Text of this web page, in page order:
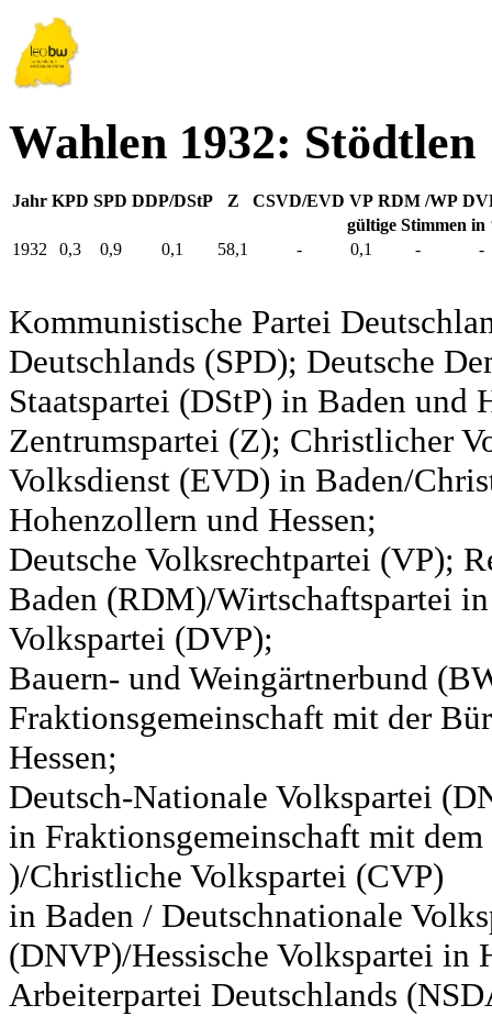
Wahlen 1932: Stödtlen
Jahr KPD SPD DDP/DStP Z CSVD/EVD VP RDM /WP
gültige Stimmen in
1932
0,3 0,9 0,1 58,1 - 0,1 - -
Kommunistische Partei
Deutschlands (SPD); Deutsche
Staatspartei (DStP) in Baden und
Zentrumspartei (Z); Christlicher
Volksdienst (EVD) in Baden/
Hohenzollern und Hessen;
Deutsche Volksrechtpartei (VP);
Baden (RDM)/Wirtschaftspartei
Volkspartei (DVP);
Bauern- und Weingärtnerbund
Fraktionsgemeinschaft mit der
Hessen;
Deutsch-Nationale Volkspartei
in Fraktionsgemeinschaft mit
)/Christliche Volkspartei (CVP)
in Baden / Deutschnationale
(DNVP)/Hessische Volkspartei in
Arbeiterpartei Deutschlands